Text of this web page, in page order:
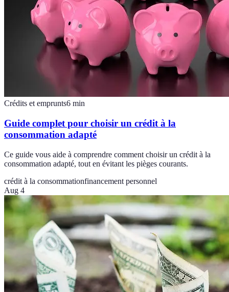
Crédits et emprunts6 min
Guide complet pour choisir un crédit à la
consommation adapté
Ce guide vous aide à comprendre comment choisir un crédit à la
consommation adapté, tout en évitant les pièges courants.
crédit à la consommationfinancement personnel
Aug 4